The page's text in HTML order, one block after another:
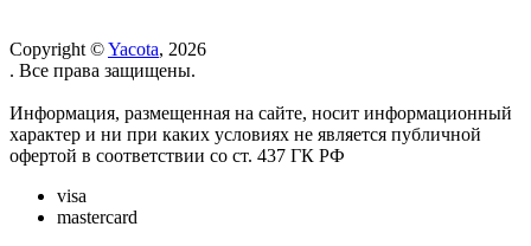
Copyright ©Yacota, 2026
. Все права защищены.
Информация, размещенная на сайте, носит информационный
характер и ни при каких условиях не является публичной
офертой в соответствии со ст. 437 ГК РФ
visa
mastercard